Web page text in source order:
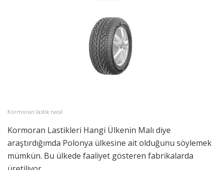
Kormoran lastik nasıl
Kormoran Lastikleri Hangi Ülkenin Malı diye
araştırdığımda Polonya ülkesine ait olduğunu söylemek
mümkün. Bu ülkede faaliyet gösteren fabrikalarda